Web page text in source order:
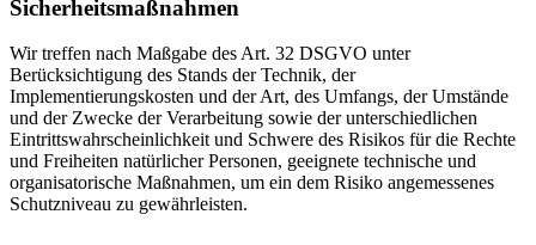
Sicherheitsmaßnahmen
Wir treffen nach Maßgabe des Art. 32 DSGVO unter
Berücksichtigung des Stands der Technik, der
Implementierungskosten und der Art, des Umfangs, der Umstände
und der Zwecke der Verarbeitung sowie der unterschiedlichen
Eintrittswahrscheinlichkeit und Schwere des Risikos für die Rechte
und Freiheiten natürlicher Personen, geeignete technische und
organisatorische Maßnahmen, um ein dem Risiko angemessenes
Schutzniveau zu gewährleisten.